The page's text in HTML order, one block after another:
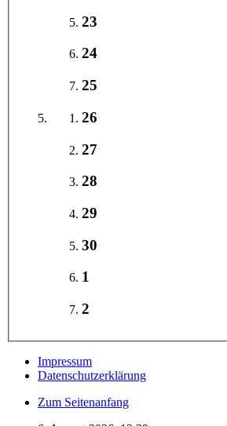
23
24
25
26
27
28
29
30
1
2
Impressum
Datenschutzerklärung
Zum Seitenanfang